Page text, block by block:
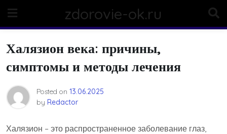
content
zdorovie-ok.ru
Халязион века: причины,
симптомы и методы лечения
Posted on 13.06.2025
by Redactor
Халязион – это распространенное заболевание глаз,